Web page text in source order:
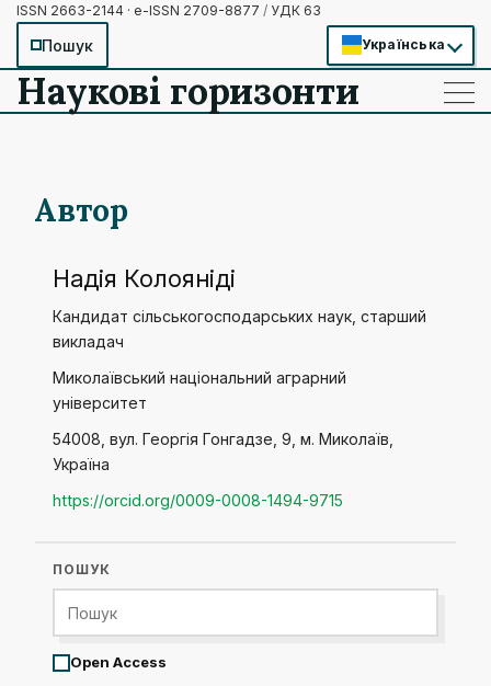
ISSN 2663-2144 · e-ISSN 2709-8877 / УДК 63
Пошук Українська
Наукові горизонти ——
——
——
Автор
Надія Колояніді
Кандидат сільськогосподарських наук, старший
викладач
Миколаївський національний аграрний
університет
54008, вул. Георгія Гонгадзе, 9, м. Миколаїв,
Україна
https://orcid.org/0009-0008-1494-9715
ПОШУК
Open Access